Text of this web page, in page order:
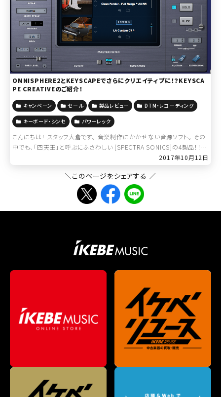
OMNISPHERE2とKEYSCAPEでさらにクリエイティブに！？KEYSCA
PE CREATIVEのご紹介！
キャンペーン セール 製品レビュー DTM・レコーディング
キーボード・シンセ パワーレック
こんにちは！ スタッフ大倉です。 音楽制作にかかせない音源ソフト。 その
中でも、「四天王」と呼ぶにふさわしい [SPECTRA SONICS]の4製品！！
2017年10月12日
＼このページをシェアする ／